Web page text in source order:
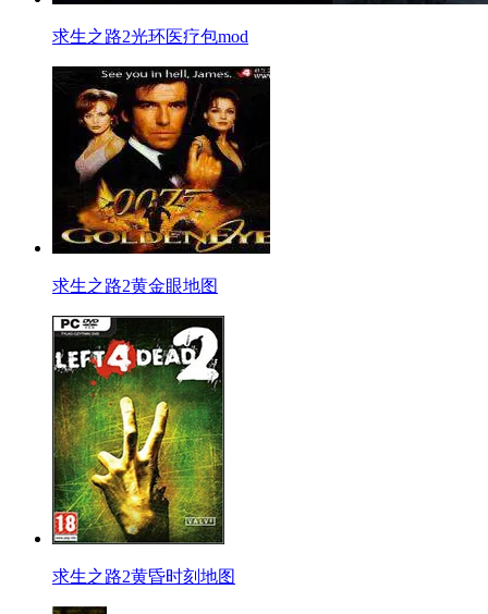
求生之路2光环医疗包mod
求生之路2黄金眼地图
求生之路2黄昏时刻地图